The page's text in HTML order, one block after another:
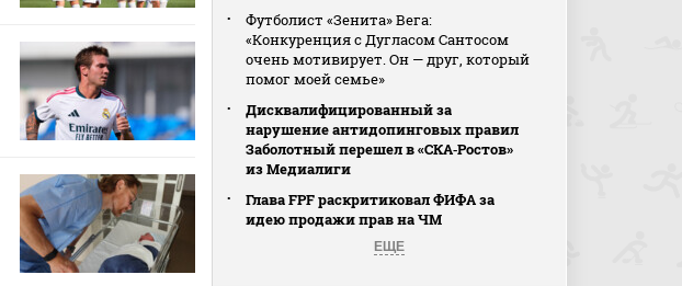
Футболист «Зенита» Вега:
«Конкуренция с Дугласом Сантосом
очень мотивирует. Он — друг, который
помог моей семье»
Дисквалифицированный за
нарушение антидопинговых правил
Заболотный перешел в «СКА‑Ростов»
из Медиалиги
Глава FPF раскритиковал ФИФА за
идею продажи прав на ЧМ
ЕЩЕ